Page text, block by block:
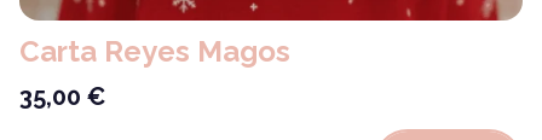
Carta Reyes Magos
35,00 €